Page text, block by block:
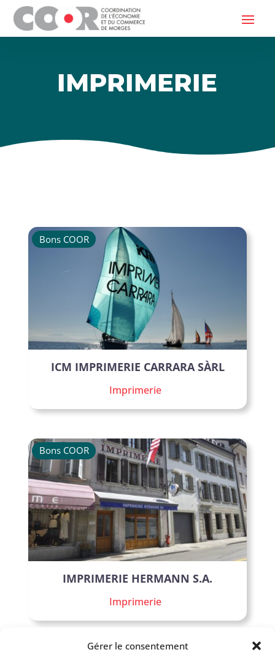
Gérer le consentement
IMPRIMERIE
ICM IMPRIMERIE CARRARA SÀRL
Imprimerie
Bons COOR
IMPRIMERIE HERMANN S.A.
Imprimerie
Bons COOR